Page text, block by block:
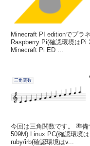
Minecraft PI editionでプラ
Raspberry Pi(確認環境はPi
Minecraft Pi ED ...
三角関数
今回は三角関数です。 準
509M) Linux PC(確認環境
ruby/irb(確認環境はv...